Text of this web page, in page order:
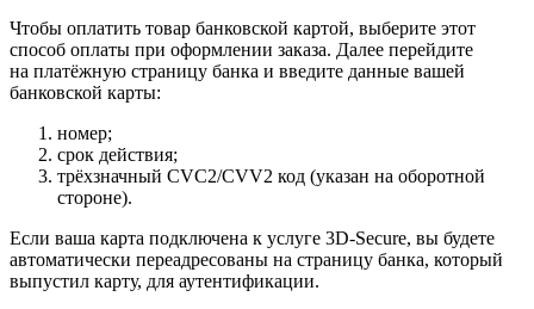
Чтобы оплатить товар банковской картой, выберите этот
способ оплаты при оформлении заказа. Далее перейдите
на платёжную страницу банка и введите данные вашей
банковской карты:
номер;
срок действия;
трёхзначный CVC2/CVV2 код (указан на оборотной
стороне).
Если ваша карта подключена к услуге 3D-Secure, вы будете
автоматически переадресованы на страницу банка, который
выпустил карту, для аутентификации.